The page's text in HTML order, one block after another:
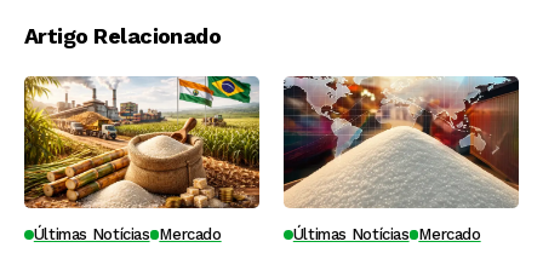
Artigo Relacionado
Últimas Notícias Mercado Últimas Notícias Mercado